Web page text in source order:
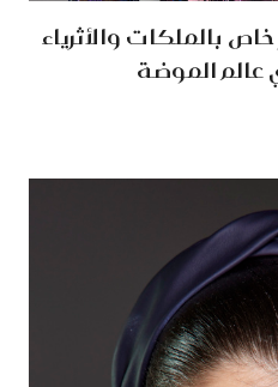
بالملكات والأثرياء
الموضة